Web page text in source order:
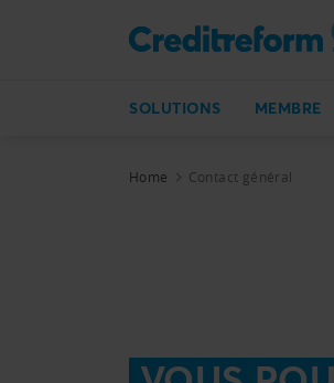
SOLUTIONS MEMBRE
Home Contact général